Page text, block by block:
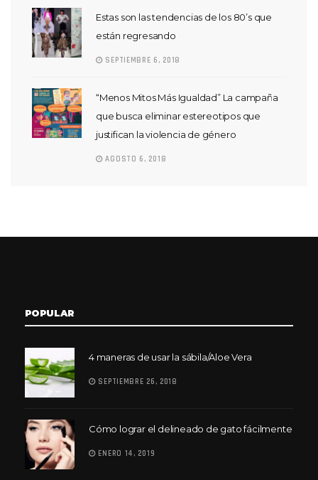
Estas son las tendencias de los 80’s que
están regresando
SEPTIEMBRE 6, 2018
“Menos Mitos Más Igualdad” La campaña
que busca eliminar estereotipos que
justifican la violencia de género
AGOSTO 6, 2018
POPULAR
4 maneras de usar la sábila/Aloe Vera
SEPTIEMBRE 26, 2018
Cómo lograr el delineado de gato fácilmente
ENERO 14, 2019